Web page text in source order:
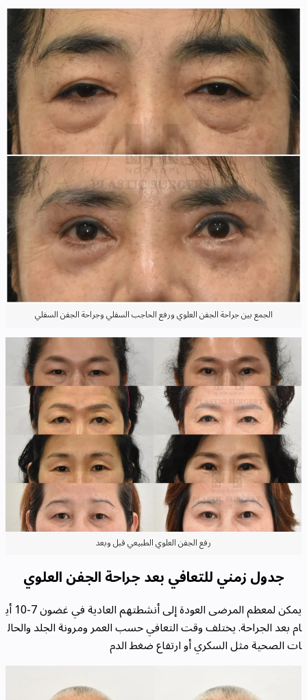
الجمع بين جراحة الجفن العلوي ورفع الحاجب السفلي وجراحة الجفن السفلي
رفع الجفن العلوي الطبيعي قبل وبعد
جدول زمني للتعافي بعد جراحة الجفن العلوي
يمكن لمعظم المرضى العودة إلى أنشطتهم العادية في غضون 7-10 أي
ام بعد الجراحة. يختلف وقت التعافي حسب العمر ومرونة الجلد والحال
ات الصحية مثل السكري أو ارتفاع ضغط الدم